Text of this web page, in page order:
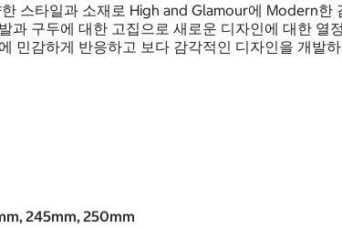
스타일과 소재로 High and Glamour에 Modern
과 구두에 대한 고집으로 새로운 디자인에 대한
민감하게 반응하고 보다 감각적인 디자인을 개발
245mm, 250mm